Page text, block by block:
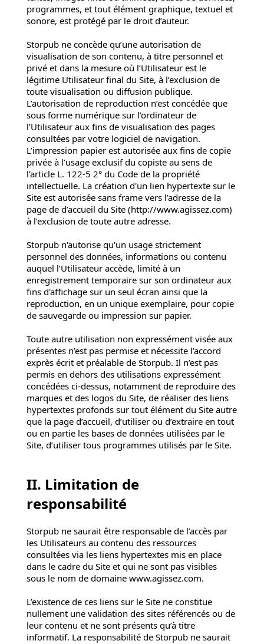
programmes, et tout élément graphique, textuel et
sonore, est protégé par le droit d’auteur.
Storpub ne concède qu’une autorisation de
visualisation de son contenu, à titre personnel et
privé et dans la mesure où l’Utilisateur est le
légitime Utilisateur final du Site, à l’exclusion de
toute visualisation ou diffusion publique.
L’autorisation de reproduction n’est concédée que
sous forme numérique sur l’ordinateur de
l’Utilisateur aux fins de visualisation des pages
consultées par votre logiciel de navigation.
L’impression papier est autorisée aux fins de copie
privée à l’usage exclusif du copiste au sens de
l’article L. 122-5 2° du Code de la propriété
intellectuelle. La création d'un lien hypertexte sur le
Site est autorisée sans frame vers l’adresse de la
page de d’accueil du Site (http://www.agissez.com)
à l’exclusion de toute autre adresse.
Storpub n'autorise qu'un usage strictement
personnel des données, informations ou contenu
auquel l’Utilisateur accède, limité à un
enregistrement temporaire sur son ordinateur aux
fins d'affichage sur un seul écran ainsi que la
reproduction, en un unique exemplaire, pour copie
de sauvegarde ou impression sur papier.
Toute autre utilisation non expressément visée aux
présentes n’est pas permise et nécessite l’accord
exprès écrit et préalable de Storpub. Il n’est pas
permis en dehors des utilisations expressément
concédées ci-dessus, notamment de reproduire des
marques et des logos du Site, de réaliser des liens
hypertextes profonds sur tout élément du Site autre
que la page d’accueil, d’utiliser ou d’extraire en tout
ou en partie les bases de données utilisées par le
Site, d’utiliser tous programmes utilisés par le Site.
II. Limitation de
responsabilité
Storpub ne saurait être responsable de l’accès par
les Utilisateurs au contenu des ressources
consultées via les liens hypertextes mis en place
dans le cadre du Site et qui ne sont pas visibles
sous le nom de domaine www.agissez.com.
L’existence de ces liens sur le Site ne constitue
nullement une validation des sites référencés ou de
leur contenu et ne sont présents qu’à titre
informatif. La responsabilité de Storpub ne saurait